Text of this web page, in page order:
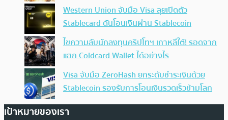
Western Union จับมือ Visa ลุยเปิดตัว
Stablecard ดันโอนเงินผ่าน Stablecoin
ไขความลับนักลงทุนคริปโทฯ เกาหลีใต้! รอดจาก
แฮก Coldcard Wallet ได้อย่างไร
Visa จับมือ ZeroHash ยกระดับชำระเงินด้วย
Stablecoin รองรับการโอนเงินรวดเร็วข้ามโลก
เป้าหมายของเรา